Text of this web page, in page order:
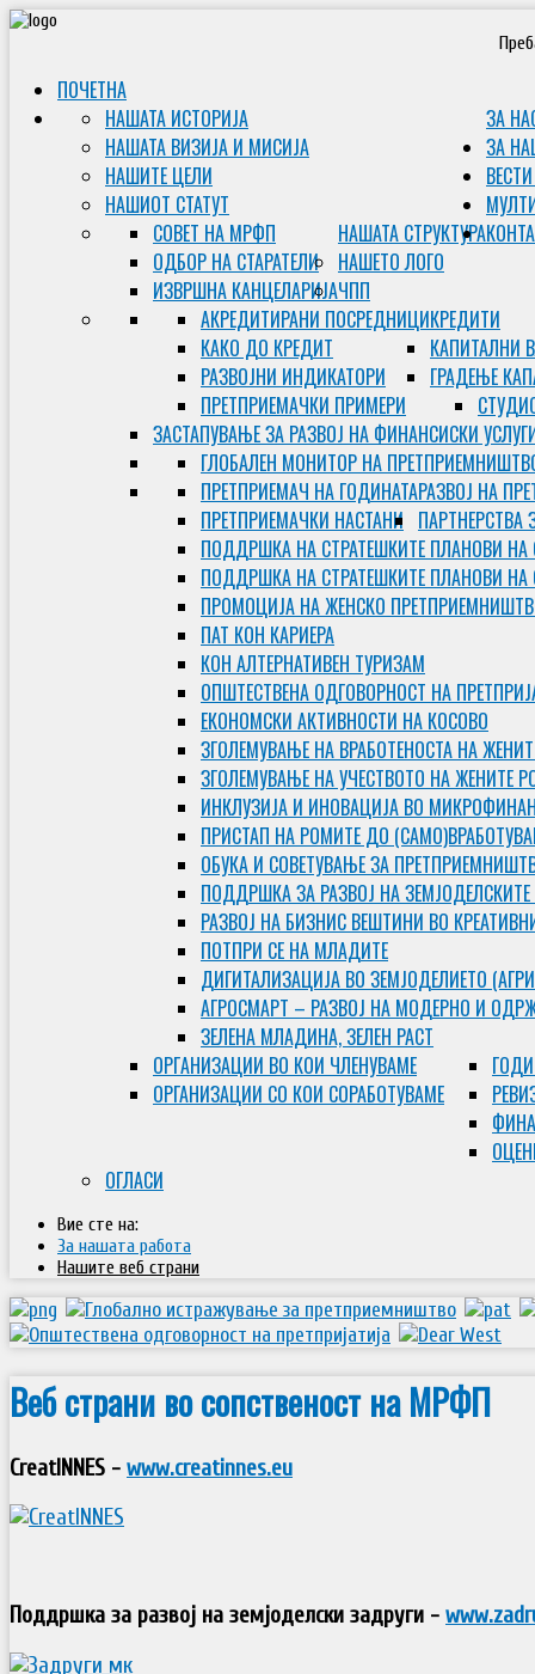
ПОЧЕТНА
ЗА
НАШАТА ИСТОРИЈА
НАШАТА ВИЗИЈА И МИСИЈА
НАШИТЕ ЦЕЛИ
НАШИОТ СТАТУТ
НАШАТА СТРУКТУРА
СОВЕТ НА МРФП
ОДБОР НА СТАРАТЕЛИ
ИЗВРШНА КАНЦЕЛАРИЈА
НАШЕТО ЛОГО
ЧПП
ЗА
КРЕДИТИ
АКРЕДИТИРАНИ ПОСРЕДНИЦИ
КАКО ДО КРЕДИТ
РАЗВОЈНИ ИНДИКАТОРИ
ПРЕТПРИЕМАЧКИ ПРИМЕРИ
КАПИТАЛНИ
ГРАДЕЊЕ
ЗАСТАПУВАЊЕ ЗА РАЗВОЈ НА ФИНАНСИСКИ
ГЛОБАЛЕН МОНИТОР НА
РАЗВОЈ НА
ПРЕТПРИЕМАЧ НА ГОДИНАТА
ПРЕТПРИЕМАЧКИ НАСТАНИ ПАРТНЕРСТВА
ПОДДРШКА НА СТРАТЕШКИТЕ ПЛАНОВИ НА
ПОДДРШКА НА СТРАТЕШКИТЕ ПЛАНОВИ НА
ПРОМОЦИЈА НА ЖЕНСКО
ПАТ КОН КАРИЕРА
КОН АЛТЕРНАТИВЕН ТУРИЗАМ
ОПШТЕСТВЕНА ОДГОВОРНОСТ НА
ЕКОНОМСКИ АКТИВНОСТИ НА КОСОВО
ЗГОЛЕМУВАЊЕ НА ВРАБОТЕНОСТА НА
ЗГОЛЕМУВАЊЕ НА УЧЕСТВОТО НА ЖЕНИТЕ
ИНКЛУЗИЈА И ИНОВАЦИЈА ВО
ПРИСТАП НА РОМИТЕ ДО
ОБУКА И СОВЕТУВАЊЕ ЗА
ПОДДРШКА ЗА РАЗВОЈ НА
РАЗВОЈ НА БИЗНИС ВЕШТИНИ ВО
ПОТПРИ СЕ НА МЛАДИТЕ
ДИГИТАЛИЗАЦИЈА ВО ЗЕМЈОДЕЛИЕТО
АГРОСМАРТ – РАЗВОЈ НА МОДЕРНО И
ЗЕЛЕНА МЛАДИНА, ЗЕЛЕН РАСТ
ОРГAНИЗАЦИИ ВО КОИ ЧЛЕНУВАМЕ
ОРГАНИЗАЦИИ СО КОИ СОРАБОТУВАМЕ
ОГЛАСИ
Вие сте на:
За нашата работа
Нашите веб страни
Веб страни во сопственост на МРФП
CreatINNES - www.creatinnes.eu
Поддршка за развој на земјоделски задруги -